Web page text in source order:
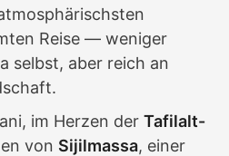
Reise — weniger
selbst, aber reich an
im Herzen der Tafilalt-
von Sijilmassa, einer